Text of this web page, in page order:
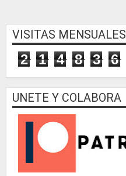
VISITAS MENSUALES
2 1 4 8 3 6
UNETE Y COLABORA